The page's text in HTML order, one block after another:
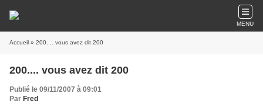
MENU
Accueil » 200.... vous avez dit 200
200.... vous avez dit 200
Publié le 09/11/2007 à 09:01
Par Fred